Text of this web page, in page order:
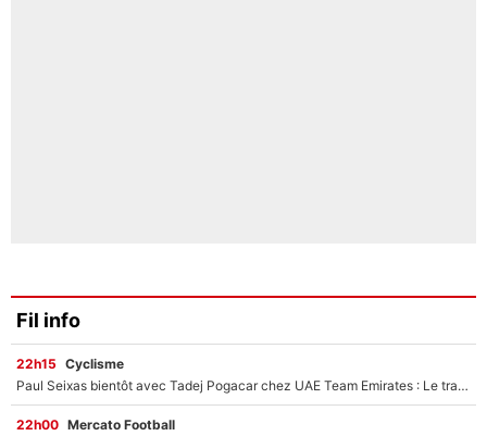
Fil info
22h15 Cyclisme
Paul Seixas bientôt avec Tadej Pogacar chez UAE Team Emirates : Le transfert surprise qui se prépare après le Tour de France 2026 !
22h00 Mercato Football